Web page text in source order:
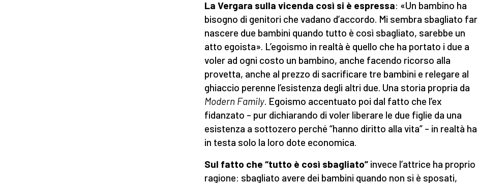
La Vergara sulla vicenda così si è espressa: «Un bambino ha
bisogno di genitori che vadano d’accordo. Mi sembra sbagliato far
nascere due bambini quando tutto è così sbagliato, sarebbe un
atto egoista». L’egoismo in realtà è quello che ha portato i due a
voler ad ogni costo un bambino, anche facendo ricorso alla
provetta, anche al prezzo di sacrificare tre bambini e relegare al
ghiaccio perenne l’esistenza degli altri due. Una storia propria da
Modern Family. Egoismo accentuato poi dal fatto che l’ex
fidanzato – pur dichiarando di voler liberare le due figlie da una
esistenza a sottozero perché “hanno diritto alla vita” – in realtà ha
in testa solo la loro dote economica.
Sul fatto che “tutto è così sbagliato” invece l’attrice ha proprio
ragione: sbagliato avere dei bambini quando non si è sposati,